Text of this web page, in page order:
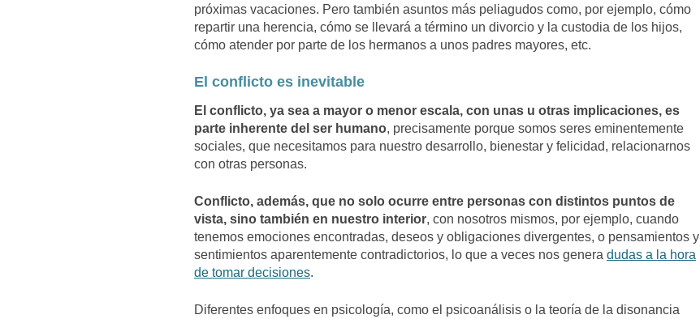
próximas vacaciones. Pero también asuntos más peliagudos como, por ejemplo, cómo
repartir una herencia, cómo se llevará a término un divorcio y la custodia de los hijos,
cómo atender por parte de los hermanos a unos padres mayores, etc.
El conflicto es inevitable
El conflicto, ya sea a mayor o menor escala, con unas u otras implicaciones, es
parte inherente del ser humano, precisamente porque somos seres eminentemente
sociales, que necesitamos para nuestro desarrollo, bienestar y felicidad, relacionarnos
con otras personas.
Conflicto, además, que no solo ocurre entre personas con distintos puntos de
vista, sino también en nuestro interior, con nosotros mismos, por ejemplo, cuando
tenemos emociones encontradas, deseos y obligaciones divergentes, o pensamientos y
sentimientos aparentemente contradictorios, lo que a veces nos genera dudas a la hora
de tomar decisiones.
Diferentes enfoques en psicología, como el psicoanálisis o la teoría de la disonancia